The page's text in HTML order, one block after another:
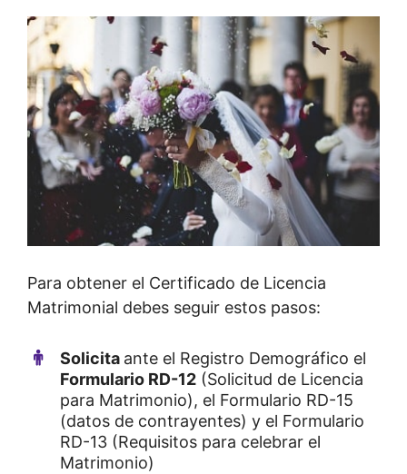
Para obtener el Certificado de Licencia
Matrimonial debes seguir estos pasos:
Solicita ante el Registro Demográfico el
Formulario RD-12 (Solicitud de Licencia
para Matrimonio), el Formulario RD-15
(datos de contrayentes) y el Formulario
RD-13 (Requisitos para celebrar el
Matrimonio)